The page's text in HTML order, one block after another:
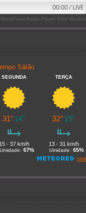
00:00 / LIVE
WordPress Audio Player Free Version